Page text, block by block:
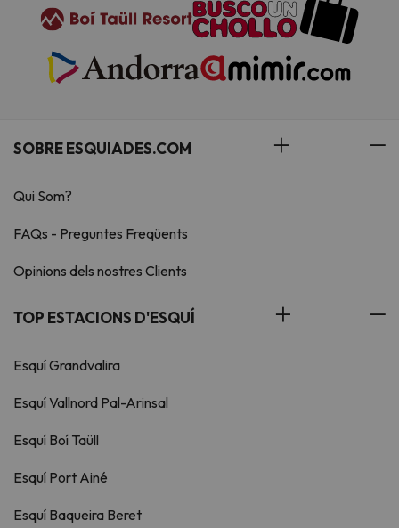
SOBRE ESQUIADES.COM
Qui Som?
FAQs - Preguntes Freqüents
Opinions dels nostres Clients
TOP ESTACIONS D'ESQUÍ
Esquí Grandvalira
Esquí Vallnord Pal-Arinsal
Esquí Boí Taüll
Esquí Port Ainé
Esquí Baqueira Beret